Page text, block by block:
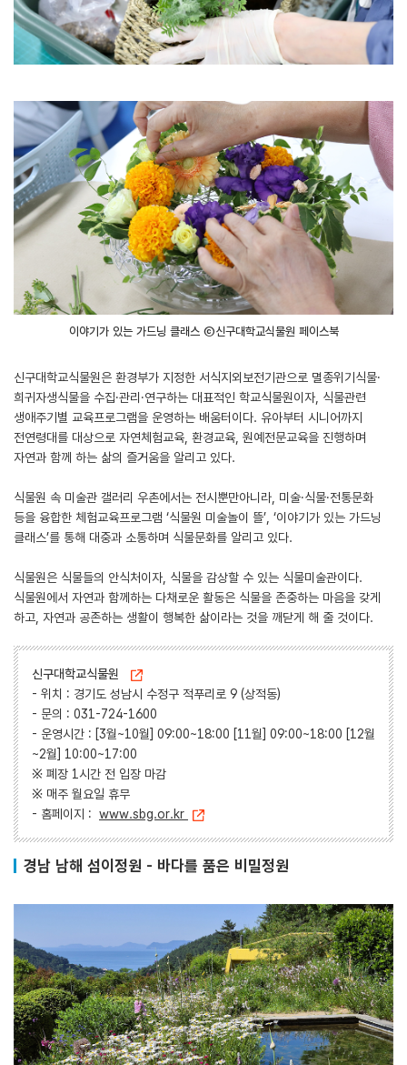
이야기가 있는 가드닝 클래스 ⓒ신구대학교식물원 페이스북
신구대학교식물원은 환경부가 지정한 서식지외보전기관으로 멸종위기식물·
희귀자생식물을 수집·관리·연구하는 대표적인 학교식물원이자, 식물관련
생애주기별 교육프로그램을 운영하는 배움터이다. 유아부터 시니어까지
전연령대를 대상으로 자연체험교육, 환경교육, 원예전문교육을 진행하며
자연과 함께 하는 삶의 즐거움을 알리고 있다.
식물원 속 미술관 갤러리 우촌에서는 전시뿐만아니라, 미술·식물·전통문화
등을 융합한 체험교육프로그램 ‘식물원 미술놀이 뜰’, ‘이야기가 있는 가드닝
클래스’를 통해 대중과 소통하며 식물문화를 알리고 있다.
식물원은 식물들의 안식처이자, 식물을 감상할 수 있는 식물미술관이다.
식물원에서 자연과 함께하는 다채로운 활동은 식물을 존중하는 마음을 갖게
하고, 자연과 공존하는 생활이 행복한 삶이라는 것을 깨닫게 해 줄 것이다.
신구대학교식물원
- 위치 : 경기도 성남시 수정구 적푸리로 9 (상적동)
- 문의 : 031-724-1600
- 운영시간 : [3월~10월] 09:00~18:00 [11월] 09:00~18:00 [12월
~2월] 10:00~17:00
※ 폐장 1시간 전 입장 마감
※ 매주 월요일 휴무
- 홈페이지 : www.sbg.or.kr
경남 남해 섬이정원 - 바다를 품은 비밀정원